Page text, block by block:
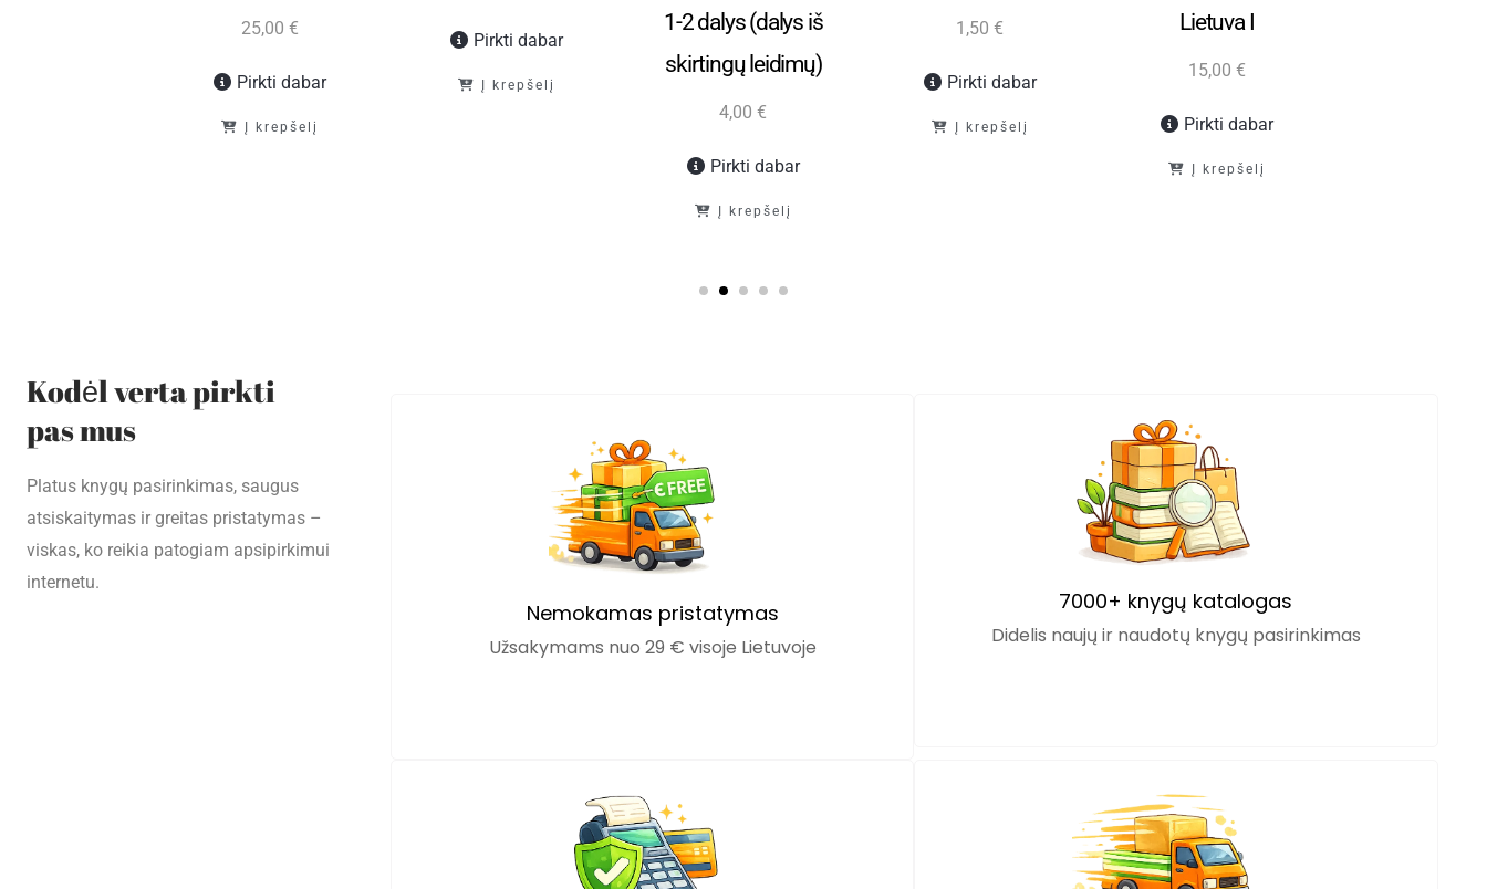
25,00 €
Pirkti dabar
Į krepšelį
Pirkti dabar
Į krepšelį
1-2 dalys (dalys iš
skirtingų leidimų)
4,00€
Pirkti dabar
Į krepšelį
1,50€
Pirkti dabar
Į krepšelį
Lietuva I
15,00 €
Pirkti dabar
Į krepšelį
Kodėl verta pirkti
pas mus
Platus knygų pasirinkimas, saugus
atsiskaitymas ir greitas pristatymas –
viskas, ko reikia patogiam apsipirkimui
internetu.
Nemokamas pristatymas
Užsakymams nuo 29 € visoje Lietuvoje
7000+ knygų katalogas
Didelis naujų ir naudotų knygų pasirinkimas